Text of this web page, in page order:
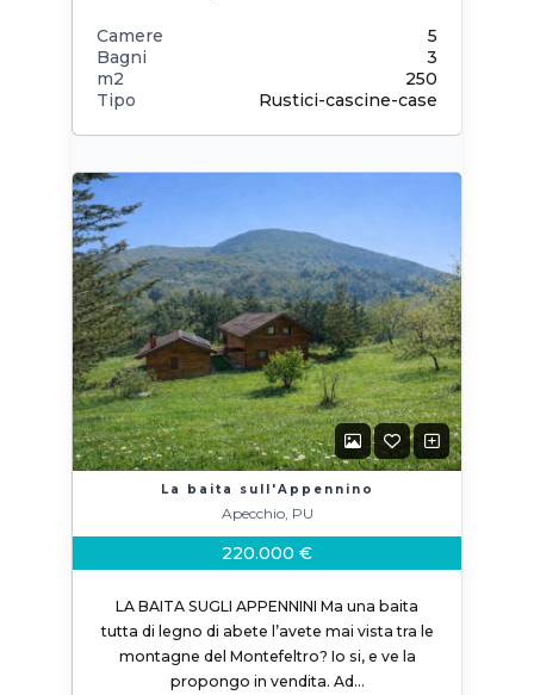
Camere
5
Bagni
3
m2
250
Tipo
Rustici-cascine-case
La baita sull'Appennino
Apecchio, PU
220.000 €
LA BAITA SUGLI APPENNINI Ma una baita
tutta di legno di abete l’avete mai vista tra le
montagne del Montefeltro? Io si, e ve la
propongo in vendita. Ad…